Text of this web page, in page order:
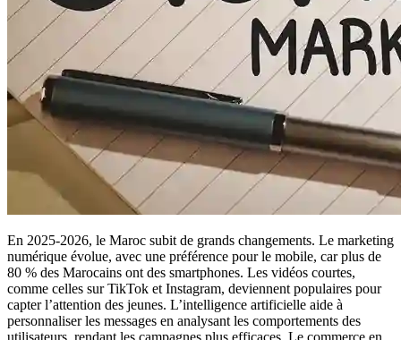
En 2025-2026, le Maroc subit de grands changements. Le marketing
numérique évolue, avec une préférence pour le mobile, car plus de
80 % des Marocains ont des smartphones. Les vidéos courtes,
comme celles sur TikTok et Instagram, deviennent populaires pour
capter l’attention des jeunes. L’intelligence artificielle aide à
personnaliser les messages en analysant les comportements des